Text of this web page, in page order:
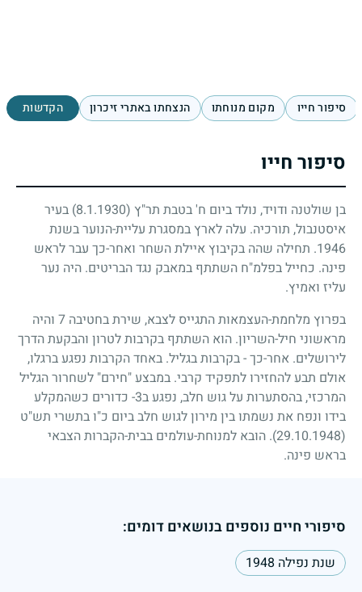
סיפור חייו מקום מנוחתו הנצחתו באתרי זיכרון הקדשות
סיפור חייו
בן שולטנה ודויד, נולד ביום ח' בטבת תר"ץ (8.1.1930)
בעיר
איסטנבול, תורכיה. עלה לארץ במסגרת עליית-הנוער בשנת
1946. תחילה שהה בקיבוץ איילת השחר ואחר-כך עבר לראש
פינה. כחייל בפלמ"ח השתתף במאבק נגד הבריטים. היה נער
עליז ואמיץ.
בפרוץ מלחמת-העצמאות התגייס לצבא, שירת בחטיבה 7 והיה
מראשוני חיל-השריון. הוא השתתף בקרבות לטרון והבקעת הדרך
לירושלים. אחר-כך - בקרבות בגליל. באחד הקרבות נפגע ברגלו,
אולם תבע להחזירו לתפקיד קרבי. במבצע "חירם" לשחרור הגליל
המרכזי, בהסתערות על גוש חלב, נפגע ב3- כדורים כשהמקלע
בידו ונפח את נשמתו בין מירון לגוש חלב ביום כ"ו בתשרי תש"ט
(29.10.1948)
. הובא למנוחת-עולמים בבית-הקברות הצבאי
בראש פינה.
סיפורי חיים נוספים בנושאים דומים:
שנת נפילה 1948